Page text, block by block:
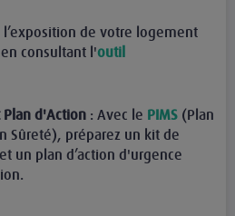
l’exposition de votre logement
consultant l'outil
Plan d'Action : Avec le PIMS (Plan
Sûreté), préparez un kit de
un plan d’action d'urgence